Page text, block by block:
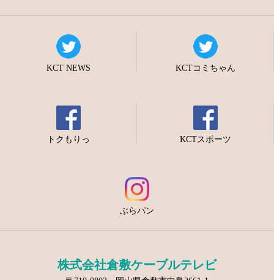
KCT NEWS KCTコミちゃん
トクもりっ KCTスポーツ
ぶらパン
株式会社倉敷ケーブルテレビ